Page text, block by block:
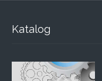
Katalog